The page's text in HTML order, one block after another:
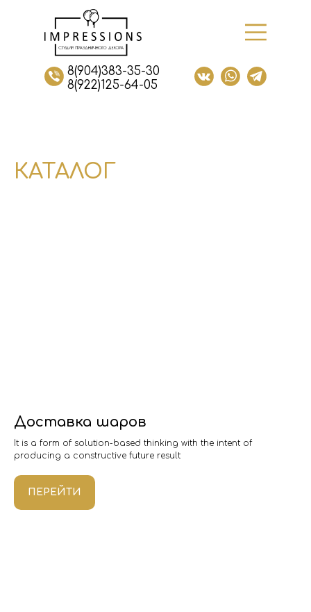
8(922)125-64-05
8(904)383-35-30
КАТАЛОГ
Доставка шаров
It is a form of solution-based thinking with the intent of
producing a constructive future result
ПЕРЕЙТИ